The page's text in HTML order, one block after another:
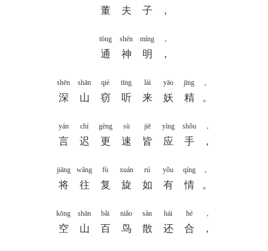
董 夫 子 ，
tōng
通
shén
神
míng
明
，
，
shēn
深
shān
山
qiè
窃
tīng
听
lái
来
yāo
妖
jīng
精
。
。
yán
言
chí
迟
gèng
更
sù
速
jiē
皆
yìng
应
shǒu
手
，
，
jiāng
将
wǎng
往
fù
复
xuán
旋
rú
如
yǒu
有
qíng
情
。
。
kōng
空
shān
山
bǎi
百
niǎo
鸟
sàn
散
hái
还
hé
合
，
，